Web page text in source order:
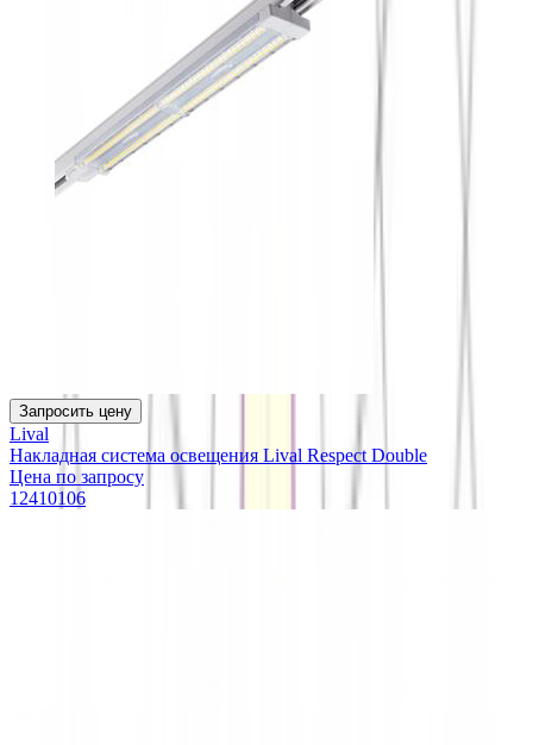
Запросить цену
Lival
Накладная система освещения Lival Respect Double
Цена по запросу
12410106